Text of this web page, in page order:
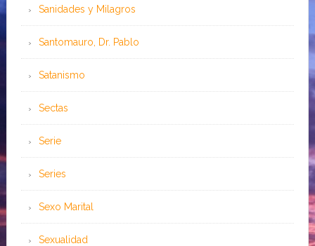
Sanidades y Milagros
Santomauro, Dr. Pablo
Satanismo
Sectas
Serie
Series
Sexo Marital
Sexualidad